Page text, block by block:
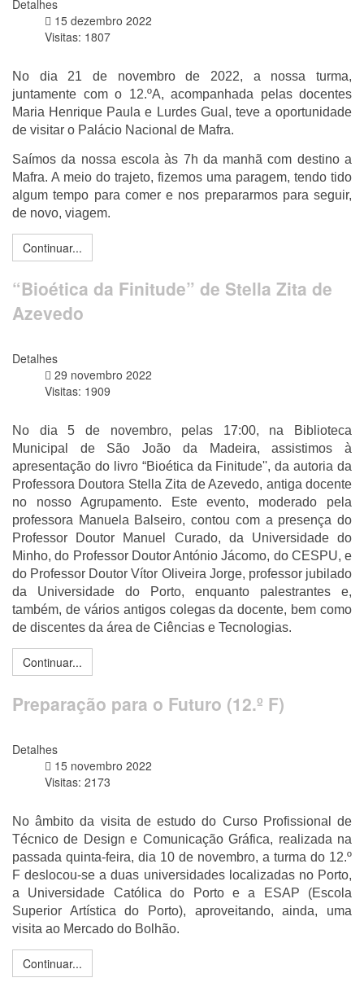
Detalhes
15 dezembro 2022
Visitas: 1807
No dia 21 de novembro de 2022, a nossa turma,
juntamente com o 12.ºA, acompanhada pelas docentes
Maria Henrique Paula e Lurdes Gual, teve a oportunidade
de visitar o Palácio Nacional de Mafra.
Saímos da nossa escola às 7h da manhã com destino a
Mafra. A meio do trajeto, fizemos uma paragem, tendo tido
algum tempo para comer e nos prepararmos para seguir,
de novo, viagem.
Continuar...
“Bioética da Finitude” de Stella Zita de
Azevedo
Detalhes
29 novembro 2022
Visitas: 1909
No dia 5 de novembro, pelas 17:00, na Biblioteca
Municipal de São João da Madeira, assistimos à
apresentação do livro “Bioética da Finitude'', da autoria da
Professora Doutora Stella Zita de Azevedo, antiga docente
no nosso Agrupamento. Este evento, moderado pela
professora Manuela Balseiro, contou com a presença do
Professor Doutor Manuel Curado, da Universidade do
Minho, do Professor Doutor António Jácomo, do CESPU, e
do Professor Doutor Vítor Oliveira Jorge, professor jubilado
da Universidade do Porto, enquanto palestrantes e,
também, de vários antigos colegas da docente, bem como
de discentes da área de Ciências e Tecnologias.
Continuar...
Preparação para o Futuro (12.º F)
Detalhes
15 novembro 2022
Visitas: 2173
No âmbito da visita de estudo do Curso Profissional de
Técnico de Design e Comunicação Gráfica, realizada na
passada quinta-feira, dia 10 de novembro, a turma do 12.º
F deslocou-se a duas universidades localizadas no Porto,
a Universidade Católica do Porto e a ESAP (Escola
Superior Artística do Porto), aproveitando, ainda, uma
visita ao Mercado do Bolhão.
Continuar...